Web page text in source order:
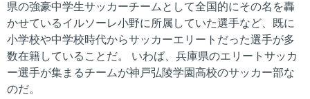
県の強豪中学生サッカーチームとして全国的にその名を轟
かせているイルソーレ小野に所属していた選手など、既に
小学校や中学校時代からサッカーエリートだった選手が多
数在籍していることだ。 いわば、兵庫県のエリートサッカ
ー選手が集まるチームが神戸弘陵学園高校のサッカー部な
のだ。